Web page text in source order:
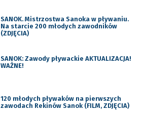
SANOK. Mistrzostwa Sanoka w pływaniu.
Na starcie 200 młodych zawodników
(ZDJĘCIA)
SANOK: Zawody pływackie AKTUALIZACJA!
WAŻNE!
120 młodych pływaków na pierwszych
zawodach Rekinów Sanok (FILM, ZDJĘCIA)